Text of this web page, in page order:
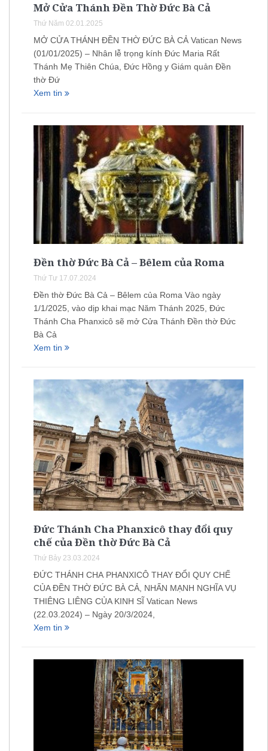
Mở Cửa Thánh Đền Thờ Đức Bà Cả
Thứ Năm 02.01.2025
MỞ CỬA THÁNH ĐỀN THỜ ĐỨC BÀ CẢ Vatican News
(01/01/2025) – Nhân lễ trọng kính Đức Maria Rất
Thánh Mẹ Thiên Chúa, Đức Hồng y Giám quản Đền
thờ Đứ
Xem tin
Đền thờ Đức Bà Cả – Bêlem của Roma
Thứ Tư 17.07.2024
Đền thờ Đức Bà Cả – Bêlem của Roma Vào ngày
1/1/2025, vào dịp khai mạc Năm Thánh 2025, Đức
Thánh Cha Phanxicô sẽ mở Cửa Thánh Đền thờ Đức
Bà Cả
Xem tin
Đức Thánh Cha Phanxicô thay đổi quy
chế của Đền thờ Đức Bà Cả
Thứ Bảy 23.03.2024
ĐỨC THÁNH CHA PHANXICÔ THAY ĐỔI QUY CHẾ
CỦA ĐỀN THỜ ĐỨC BÀ CẢ, NHẤN MẠNH NGHĨA VỤ
THIÊNG LIÊNG CỦA KINH SĨ Vatican News
(22.03.2024) – Ngày 20/3/2024,
Xem tin